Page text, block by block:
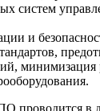
систем
и
минимизация